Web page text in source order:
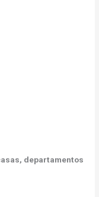
departamentos